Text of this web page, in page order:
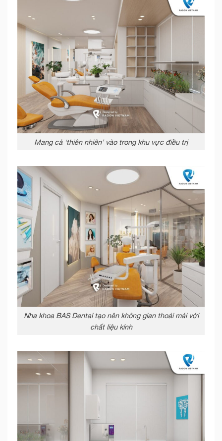
Mang cả ‘thiên nhiên’ vào trong khu vực điều trị
Nha khoa BAS Dental tạo nên không gian thoải mái với
chất liệu kính